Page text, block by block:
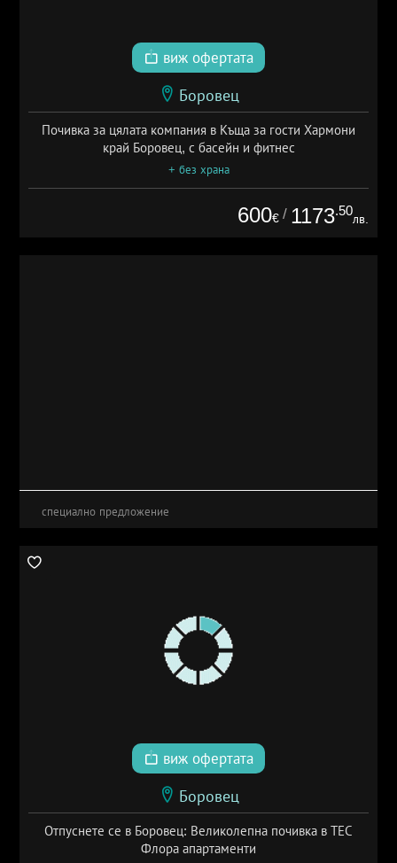
виж офертата
Боровец
Почивка за цялата компания в Къща за гости Хармони
край Боровец, с басейн и фитнес
+ без храна
600€ / 1173.50
лв.
специално предложение
виж офертата
Боровец
Отпуснете се в Боровец: Великолепна почивка в ТЕС
Флора апартаменти